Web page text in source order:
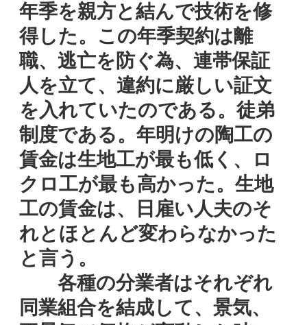
年季を親方と結んで技術を修
得した。この年季契約は離
職、逃亡を防ぐ為、連帯保証
人を立て、違約に厳しい証文
を入れていたのである。徒弟
制度である。年明けの陶工の
賃金は生地工が最も低く、ロ
クロ工が最も高かった。生地
工の賃金は、日雇い人夫のそ
れとほとんど変わらなかった
と言う。
各種の分業者はそれぞれ
同業組合を結成して、景気、